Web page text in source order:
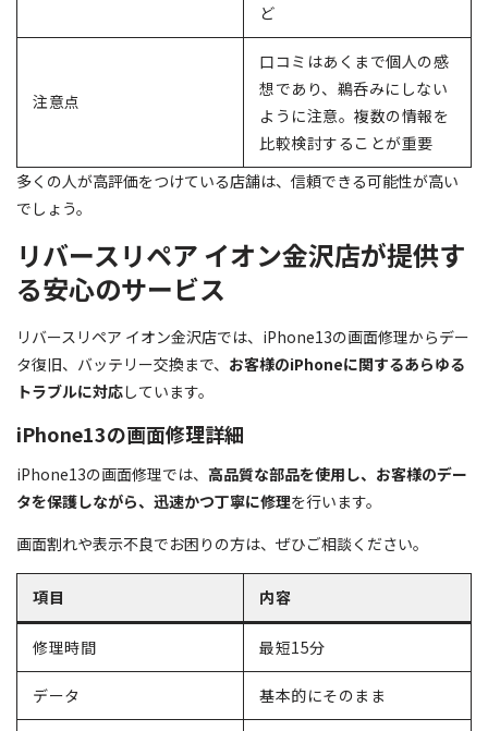
ど
注意点
口コミはあくまで個人の感
想であり、鵜呑みにしない
ように注意。複数の情報を
比較検討することが重要
多くの人が高評価をつけている店舗は、信頼できる可能性が高い
でしょう。
リバースリペア イオン金沢店が提供す
る安心のサービス
リバースリペア イオン金沢店では、iPhone13の画面修理からデー
タ復旧、バッテリー交換まで、 お客様のiPhoneに関するあらゆる
トラブルに対応しています。
iPhone13の画面修理詳細
iPhone13の画面修理では、 高品質な部品を使用し、お客様のデー
タを保護しながら、迅速かつ丁寧に修理を行います。
画面割れや表示不良でお困りの方は、ぜひご相談ください。
項目 内容
修理時間 最短15分
データ 基本的にそのまま